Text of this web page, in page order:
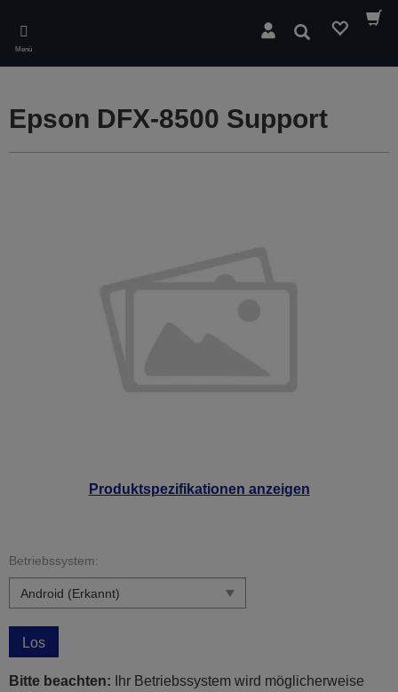
main
content
Menü
Suchen
Produktspezifikationen anzeigen
Epson DFX-8500 Support
Betriebssystem:
Los
Bitte beachten: Ihr Betriebssystem wird möglicherweise